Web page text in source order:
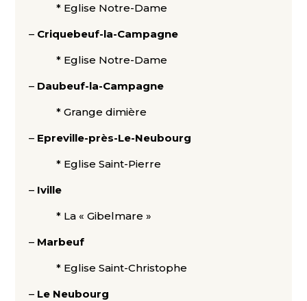
* Eglise Notre-Dame
– Criquebeuf-la-Campagne
* Eglise Notre-Dame
– Daubeuf-la-Campagne
* Grange dimière
– Epreville-près-Le-Neubourg
* Eglise Saint-Pierre
– Iville
* La « Gibelmare »
– Marbeuf
* Eglise Saint-Christophe
– Le Neubourg